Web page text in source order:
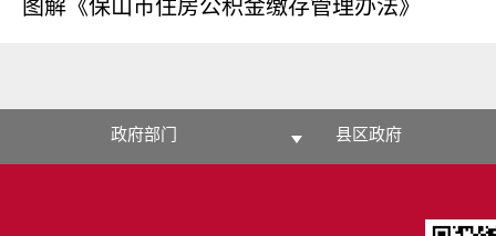
图解《保山市住房公积金缴存管理办法》
政府部门 县区政府